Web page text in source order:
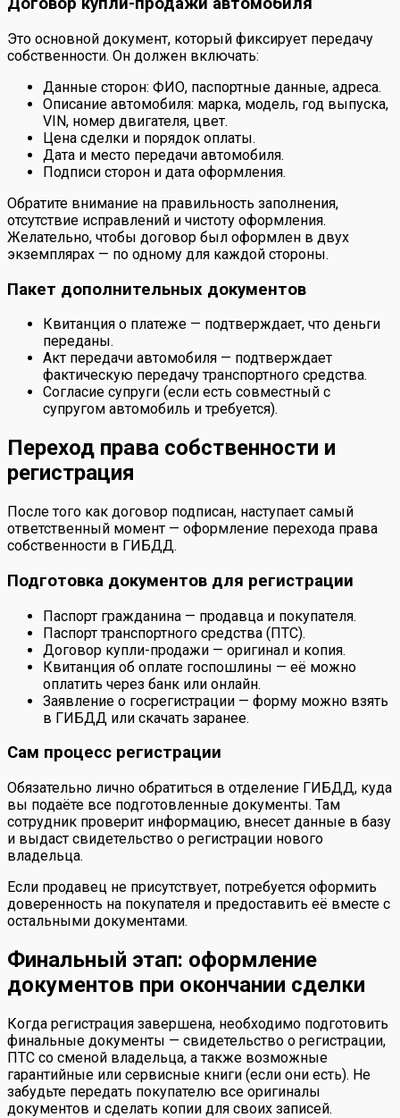
Это основной документ, который фиксирует передачу
собственности. Он должен включать:
Данные сторон: ФИО, паспортные данные, адреса.
Описание автомобиля: марка, модель, год выпуска,
VIN, номер двигателя, цвет.
Цена сделки и порядок оплаты.
Дата и место передачи автомобиля.
Подписи сторон и дата оформления.
Обратите внимание на правильность заполнения,
отсутствие исправлений и чистоту оформления.
Желательно, чтобы договор был оформлен в двух
экземплярах — по одному для каждой стороны.
Пакет дополнительных документов
Квитанция о платеже — подтверждает, что деньги
переданы.
Акт передачи автомобиля — подтверждает
фактическую передачу транспортного средства.
Согласие супруги (если есть совместный с
супругом автомобиль и требуется).
Переход права собственности и
регистрация
После того как договор подписан, наступает самый
ответственный момент — оформление перехода права
собственности в ГИБДД.
Подготовка документов для регистрации
Паспорт гражданина — продавца и покупателя.
Паспорт транспортного средства (ПТС).
Договор купли-продажи — оригинал и копия.
Квитанция об оплате госпошлины — её можно
оплатить через банк или онлайн.
Заявление о госрегистрации — форму можно взять
в ГИБДД или скачать заранее.
Сам процесс регистрации
Обязательно лично обратиться в отделение ГИБДД, куда
вы подаёте все подготовленные документы. Там
сотрудник проверит информацию, внесет данные в базу
и выдаст свидетельство о регистрации нового
владельца.
Если продавец не присутствует, потребуется оформить
доверенность на покупателя и предоставить её вместе с
остальными документами.
Финальный этап: оформление
документов при окончании сделки
Когда регистрация завершена, необходимо подготовить
финальные документы — свидетельство о регистрации,
ПТС со сменой владельца, а также возможные
гарантийные или сервисные книги (если они есть). Не
забудьте передать покупателю все оригиналы
документов и сделать копии для своих записей.